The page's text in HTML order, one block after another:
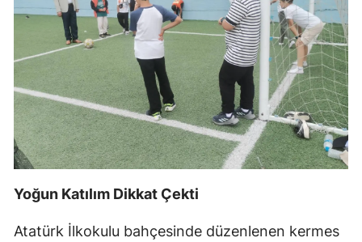
Yoğun Katılım Dikkat Çekti
Atatürk İlkokulu bahçesinde düzenlenen kermes